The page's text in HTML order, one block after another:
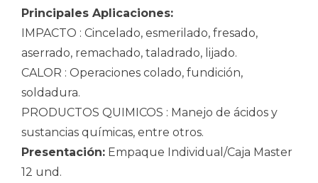
Principales Aplicaciones:
IMPACTO : Cincelado, esmerilado, fresado,
aserrado, remachado, taladrado, lijado.
CALOR : Operaciones colado, fundición,
soldadura.
PRODUCTOS QUIMICOS : Manejo de ácidos y
sustancias químicas, entre otros.
Presentación: Empaque Individual/Caja Master
12 und.